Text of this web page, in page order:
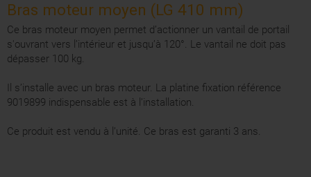
Bras moteur moyen (LG 410 mm)
Ce bras moteur moyen permet d’actionner un vantail de portail
s'ouvrant vers l’intérieur et jusqu’à 120°. Le vantail ne doit pas
dépasser 100 kg.
Il s’installe avec un bras moteur. La platine fixation référence
9019899 indispensable est à l’installation.
Ce produit est vendu à l’unité. Ce bras est garanti 3 ans.